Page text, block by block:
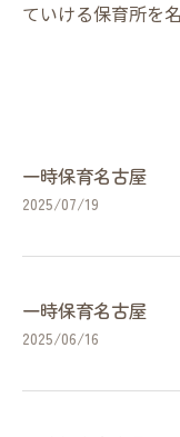
ていける保育所を
一時保育名古屋
2025/07/19
一時保育名古屋
2025/06/16